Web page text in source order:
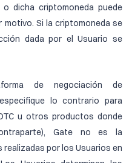
dicha criptomoneda puede
motivo. Si la criptomoneda se
dada por el Usuario se
de negociación de
lo contrario para
u otros productos donde
Gate no es la
por los Usuarios en